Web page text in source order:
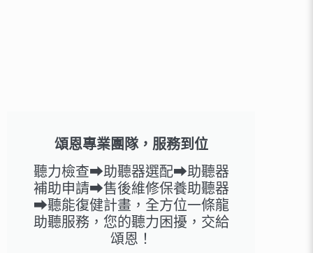
頌恩專業團隊，服務到位
聽力檢查➡助聽器選配➡助聽器
補助申請➡售後維修保養助聽器
➡聽能復健計畫，全方位一條龍
助聽服務，您的聽力困擾，交給
頌恩！